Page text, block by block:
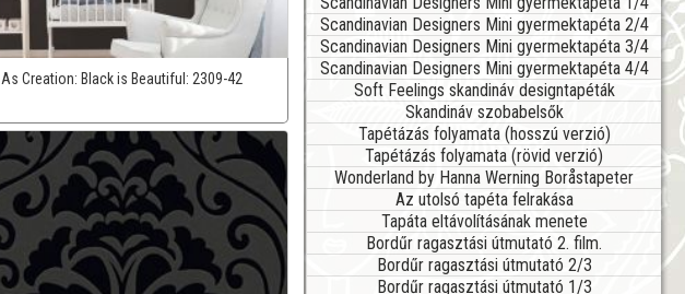
As Creation: Black is Beautiful:2309-42
Scandinavian Designers Mini gyermektapéta 2/4
Scandinavian Designers Mini gyermektapéta 3/4
Scandinavian Designers Mini gyermektapéta 4/4
Soft Feelings skandináv designtapéták
Skandináv szobabelsők
Tapétázás folyamata (hosszú verzió)
Tapétázás folyamata (rövid verzió)
Wonderland by Hanna Werning Boråstapeter
Az utolsó tapéta felrakása
Tapáta eltávolításának menete
Bordűr ragasztási útmutató 2. film.
Bordűr ragasztási útmutató 2/3
Bordűr ragasztási útmutató 1/3